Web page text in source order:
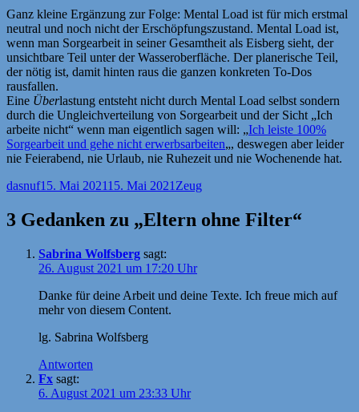
Ganz kleine Ergänzung zur Folge: Mental Load ist für mich erstmal
neutral und noch nicht der Erschöpfungszustand. Mental Load ist,
wenn man Sorgearbeit in seiner Gesamtheit als Eisberg sieht, der
unsichtbare Teil unter der Wasseroberfläche. Der planerische Teil,
der nötig ist, damit hinten raus die ganzen konkreten To-Dos
rausfallen.
Eine Überlastung entsteht nicht durch Mental Load selbst sondern
durch die Ungleichverteilung von Sorgearbeit und der Sicht „Ich
arbeite nicht“ wenn man eigentlich sagen will: „Ich leiste 100%
Sorgearbeit und gehe nicht erwerbsarbeiten„, deswegen aber leider
nie Feierabend, nie Urlaub, nie Ruhezeit und nie Wochenende hat.
Autor
dasnufVeröffentlicht
15. Mai 202115. Mai 2021 Kategorien
Zeug
3 Gedanken zu „Eltern ohne Filter“
Sabrina Wolfsberg sagt:
26. August 2021 um 17:20 Uhr
Danke für deine Arbeit und deine Texte. Ich freue mich auf
mehr von diesem Content.
lg. Sabrina Wolfsberg
Antworten
Fx sagt:
6. August 2021 um 23:33 Uhr